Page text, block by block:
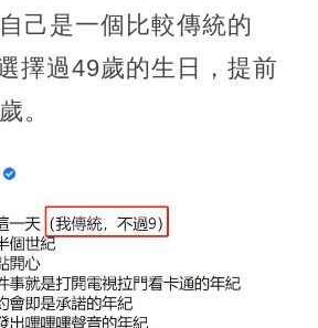
己是一個比較傳統的
擇過49歲的生日，提前
。